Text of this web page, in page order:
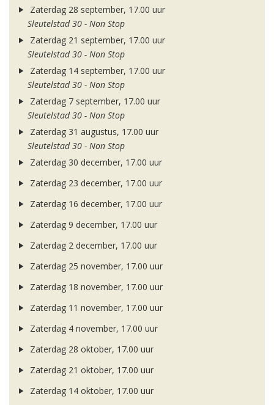
Zaterdag 28 september, 17.00 uur
Sleutelstad 30 - Non Stop
Zaterdag 21 september, 17.00 uur
Sleutelstad 30 - Non Stop
Zaterdag 14 september, 17.00 uur
Sleutelstad 30 - Non Stop
Zaterdag 7 september, 17.00 uur
Sleutelstad 30 - Non Stop
Zaterdag 31 augustus, 17.00 uur
Sleutelstad 30 - Non Stop
Zaterdag 30 december, 17.00 uur
Zaterdag 23 december, 17.00 uur
Zaterdag 16 december, 17.00 uur
Zaterdag 9 december, 17.00 uur
Zaterdag 2 december, 17.00 uur
Zaterdag 25 november, 17.00 uur
Zaterdag 18 november, 17.00 uur
Zaterdag 11 november, 17.00 uur
Zaterdag 4 november, 17.00 uur
Zaterdag 28 oktober, 17.00 uur
Zaterdag 21 oktober, 17.00 uur
Zaterdag 14 oktober, 17.00 uur